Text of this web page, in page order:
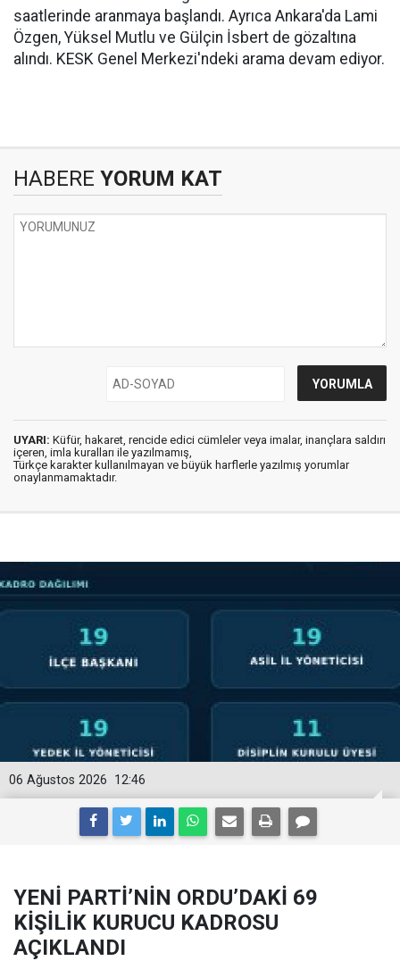
saatlerinde aranmaya başlandı. Ayrıca Ankara'da Lami
Özgen, Yüksel Mutlu ve Gülçin İsbert de gözaltına
alındı. KESK Genel Merkezi'ndeki arama devam ediyor.
HABERE YORUM KAT
UYARI: Küfür, hakaret, rencide edici cümleler veya imalar, inançlara saldırı
içeren, imla kuralları ile yazılmamış,
Türkçe karakter kullanılmayan ve büyük harflerle yazılmış yorumlar
onaylanmamaktadır.
12:46
06 Ağustos 2026
YENİ PARTİ’NİN ORDU’DAKİ 69
KİŞİLİK KURUCU KADROSU
AÇIKLANDI